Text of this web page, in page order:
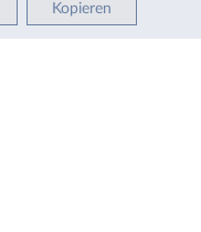
Kopieren